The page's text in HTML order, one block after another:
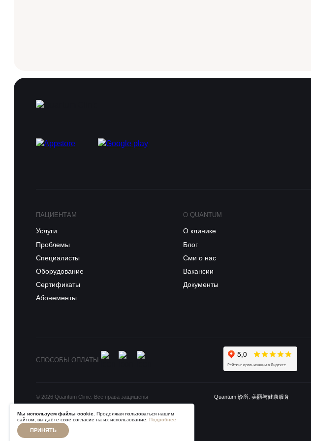
ПАЦИЕНТАМ
Услуги
Проблемы
Специалисты
Оборудование
Сертификаты
Абонементы
О QUANTUM
О клинике
Блог
Сми о нас
Вакансии
Документы
СПОСОБЫ ОПЛАТЫ:
© 2026 Quantum Clinic. Все права защищены Quantum 诊所. 美丽与健康服务
Мы используем файлы cookie. Продолжая пользоваться нашим
сайтом, вы даёте своё согласие на их использование. Подробнее
ПРИНЯТЬ